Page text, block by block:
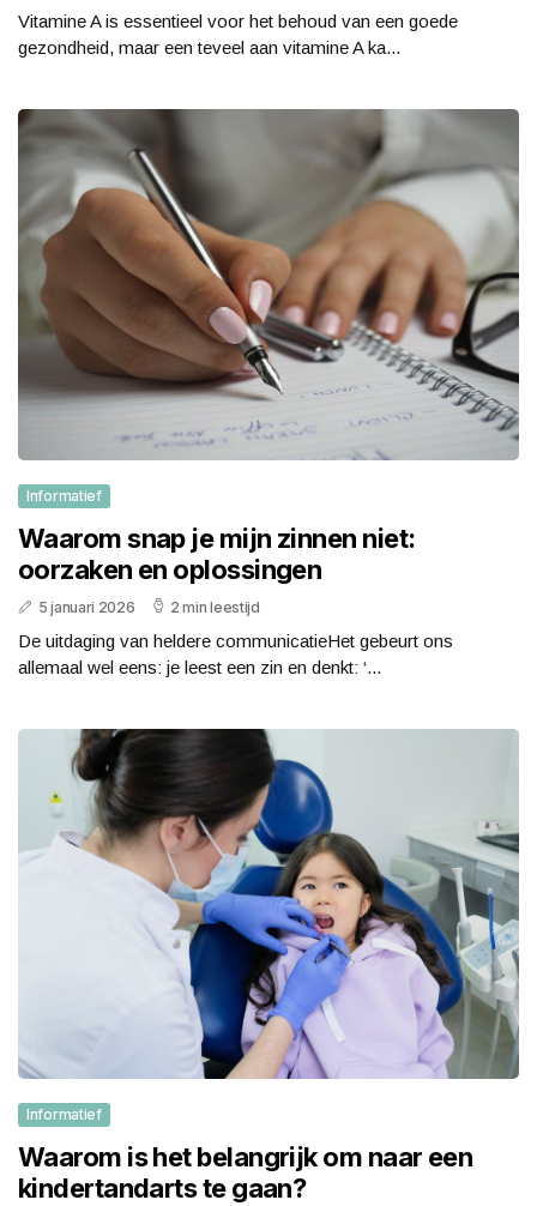
Vitamine A is essentieel voor het behoud van een goede
gezondheid, maar een teveel aan vitamine A ka...
Informatief
Waarom snap je mijn zinnen niet:
oorzaken en oplossingen
5 januari 2026 2 min leestijd
De uitdaging van heldere communicatieHet gebeurt ons
allemaal wel eens: je leest een zin en denkt: ‘...
Informatief
Waarom is het belangrijk om naar een
kindertandarts te gaan?